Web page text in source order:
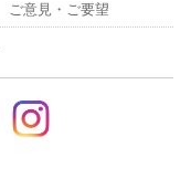
ご意見・ご要望